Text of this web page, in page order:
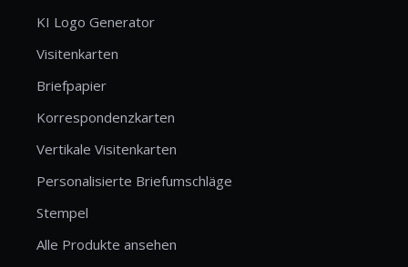
KI Logo Generator
Visitenkarten
Briefpapier
Korrespondenzkarten
Vertikale Visitenkarten
Personalisierte Briefumschläge
Stempel
Alle Produkte ansehen